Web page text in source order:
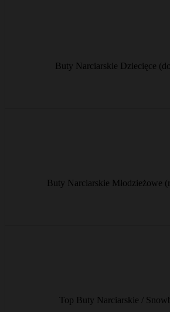
Buty Narciarskie Dziecięce
od € 8/dzień
Buty Narciarskie Młodzieżowe
od € 9/dzień
Top Buty Narciarskie /
od € 13/dzień